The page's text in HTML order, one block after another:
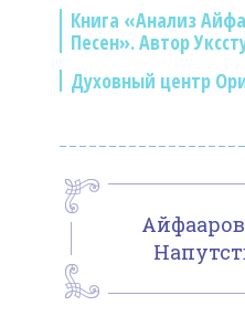
Книга «Анализ
Песен». Автор
Духовный центр